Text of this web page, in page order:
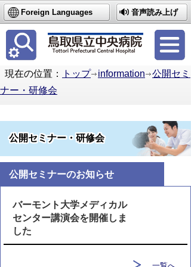
Foreign Languages 音声読み上げ
簡体中文
繁体中文
한국어
現在の位置：
トップ information
公開セミ
ナー・研修会
公開セミナー・研修会
公開セミナーのお知らせ
バーモント大学メディカル
センター講演会を開催しま
した